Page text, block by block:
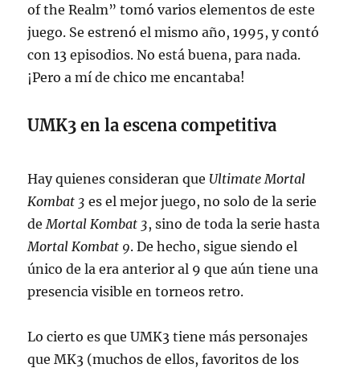
of the Realm” tomó varios elementos de este
juego. Se estrenó el mismo año, 1995, y contó
con 13 episodios. No está buena, para nada.
¡Pero a mí de chico me encantaba!
UMK3 en la escena competitiva
Hay quienes consideran que Ultimate Mortal
Kombat 3 es el mejor juego, no solo de la serie
de Mortal Kombat 3, sino de toda la serie hasta
Mortal Kombat 9. De hecho, sigue siendo el
único de la era anterior al 9 que aún tiene una
presencia visible en torneos retro.
Lo cierto es que UMK3 tiene más personajes
que MK3 (muchos de ellos, favoritos de los